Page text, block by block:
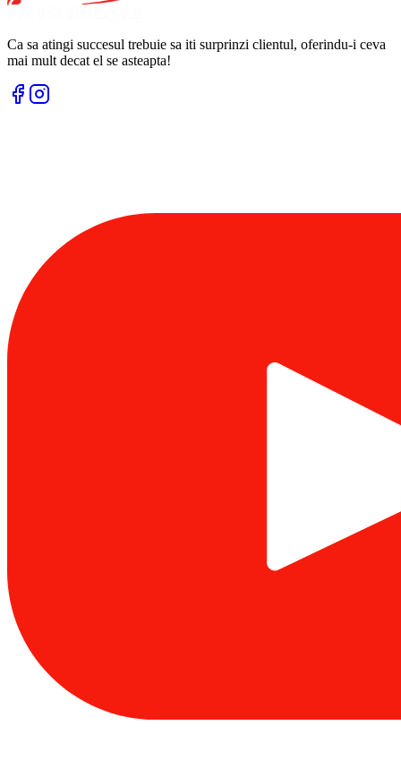
Ca sa atingi succesul trebuie sa iti surprinzi clientul, oferindu-i ceva
mai mult decat el se asteapta!